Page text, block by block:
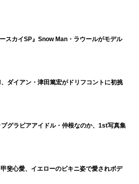
ースカイSP』Snow Man・ラウールがモデル
ダイアン・津田篤宏がドリフコントに初挑
グラビアアイドル・仲根なのか、1st写真集
斐心愛、イエローのビキニ姿で愛されボデ